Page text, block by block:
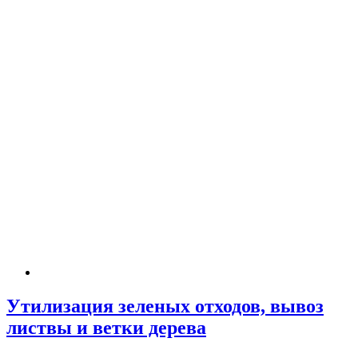
Утилизация зеленых отходов, вывоз
листвы и ветки дерева